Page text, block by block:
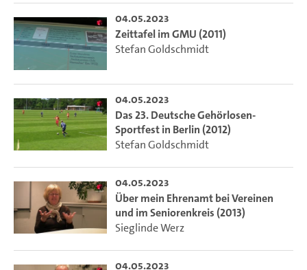
04.05.2023
Zeittafel im GMU (2011)
Stefan Goldschmidt
04.05.2023
Das 23. Deutsche Gehörlosen-
Sportfest in Berlin (2012)
Stefan Goldschmidt
04.05.2023
Über mein Ehrenamt bei Vereinen
und im Seniorenkreis (2013)
Sieglinde Werz
04.05.2023